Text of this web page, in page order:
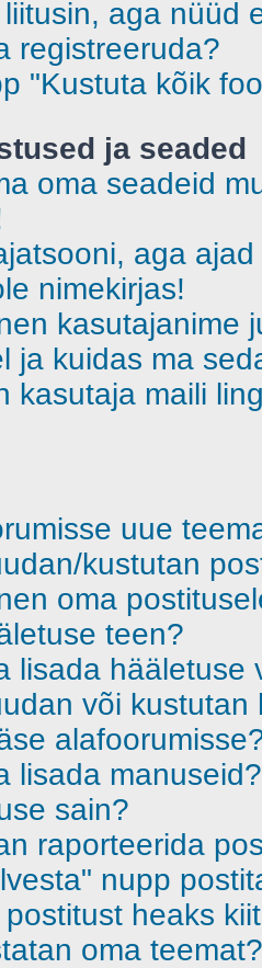
aga nüüd
registreeruda?
"Kustuta kõik
ja seaded
oma seadeid
aga
nimekirjas!
kasutajanime
ja kuidas ma
kasutaja maili
uue
kustutan
oma
teen?
lisada hääletuse
või kustutan
lisada manuseid?
sain?
raporteerida
nupp
heaks
oma teemat?